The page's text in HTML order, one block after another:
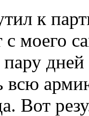
к
моего
пару
всю
Вот